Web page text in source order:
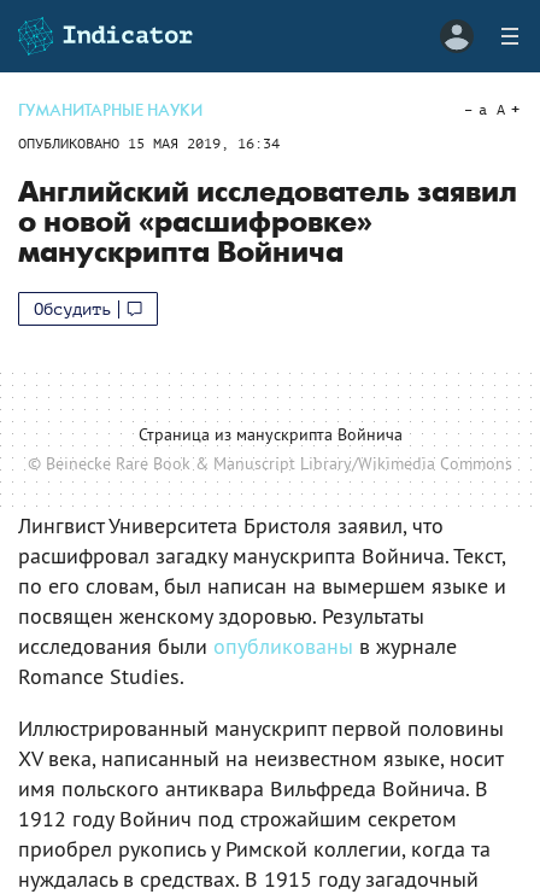
ГУМАНИТАРНЫЕ НАУКИ
ОПУБЛИКОВАНО 15 МАЯ 2019, 16:34
a A
Английский исследователь заявил
о новой «расшифровке»
манускрипта Войнича
Обсудить
Страница из манускрипта Войнича
© Beinecke Rare Book & Manuscript Library/Wikimedia Commons
Лингвист Университета Бристоля заявил, что
расшифровал загадку манускрипта Войнича. Текст,
по его словам, был написан на вымершем языке и
посвящен женскому здоровью. Результаты
исследования были опубликованы в журнале
Romance Studies.
Иллюстрированный манускрипт первой половины
XV века, написанный на неизвестном языке, носит
имя польского антиквара Вильфреда Войнича. В
1912 году Войнич под строжайшим секретом
приобрел рукопись у Римской коллегии, когда та
нуждалась в средствах. В 1915 году загадочный